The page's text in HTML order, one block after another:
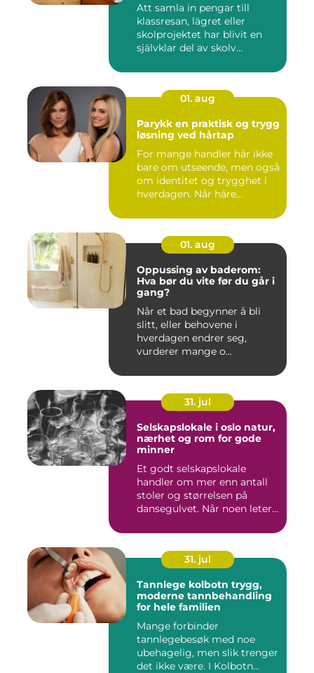
Att samla in pengar till
klassresan, lägret eller
skolprojektet har blivit en
självklar del av skolv...
01. aug
Parykk en praktisk og trygg
løsning ved hårtap
For mange handler hår ikke
bare om utseende, men også
om identitet og trygghet i
hverdagen. Når håre...
01. aug
Oppussing av baderom:
Hva bør du vite før du går i
gang?
Når et bad begynner å bli
slitt, eller behovene i
hverdagen endrer seg,
vurderer mange o...
31. jul
Selskapslokale i oslo natur,
nærhet og rom for gode
minner
Et godt selskapslokale
handler om mer enn antall
stoler og størrelsen på
dansegulvet. Når noen leter...
31. jul
Tannlege kolbotn trygg,
moderne tannbehandling
for hele familien
Mange forbinder
tannlegebesøk med noe
ubehagelig, men slik trenger
det ikke være. I Kolbotn